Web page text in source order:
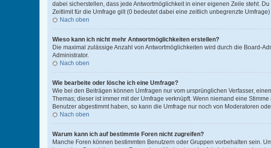
dabei sicherstellen, dass jede Antwortmöglichkeit in einer eigenen Zeile steht.
Zeitlimit für die Umfrage gilt (0 bedeutet dabei eine zeitlich unbegrenzte
Nach oben
Wieso kann ich nicht mehr Antwortmöglichkeiten erstellen?
Die maximal zulässige Anzahl von Antwortmöglichkeiten wird durch die Board-
Administrator.
Nach oben
Wie bearbeite oder lösche ich eine Umfrage?
Wie bei den Beiträgen können Umfragen nur vom ursprünglichen Verfasser,
Themas; dieser ist immer mit der Umfrage verknüpft. Wenn niemand eine
Benutzer abgestimmt haben, so kann die Umfrage nur noch von Moderatoren
Nach oben
Warum kann ich auf bestimmte Foren nicht zugreifen?
Manche Foren können bestimmten Benutzern oder Gruppen vorbehalten sein.